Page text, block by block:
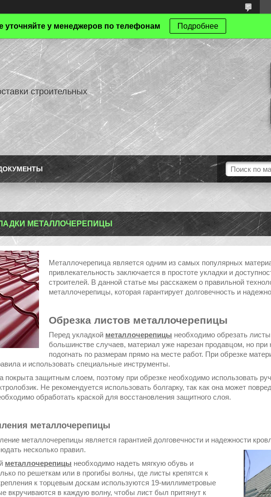
уточняйте у менеджеров по телефонам Подробнее
строительных
МЕТАЛЛОЧЕРЕПИЦЫ
Металлочерепица является одним из самых популярных
привлекательность заключается в простоте укладки и
строителей. В данной статье мы расскажем о правильной
металлочерепицы, которая гарантирует долговечность и
Обрезка листов металлочерепицы
Перед укладкой металлочерепицы необходимо обрезать
большинстве случаев, материал уже нарезан продавцом, но при
подогнать по размерам прямо на месте работ. При обрезке
и использовать специальные инструменты.
покрыта защитным слоем, поэтому при обрезке необходимо использовать
Не рекомендуется использовать болгарку, так как она может
обработать краской для восстановления защитного слоя.
металлочерепицы
металлочерепицы является гарантией долговечности и надежности
несколько правил.
металлочерепицы необходимо надеть мягкую обувь и
по решеткам или в прогибы волны, где листы крепятся к
к торцевым доскам используются 19-миллиметровые
вкручиваются в каждую волну, чтобы лист был притянут к